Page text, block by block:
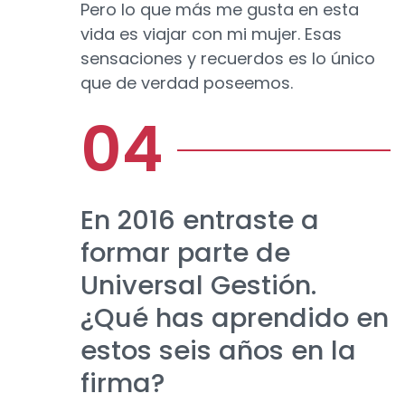
Pero lo que más me gusta en esta
vida es viajar con mi mujer. Esas
sensaciones y recuerdos es lo único
que de verdad poseemos.
En 2016 entraste a
formar parte de
Universal Gestión.
¿Qué has aprendido en
estos seis años en la
firma?